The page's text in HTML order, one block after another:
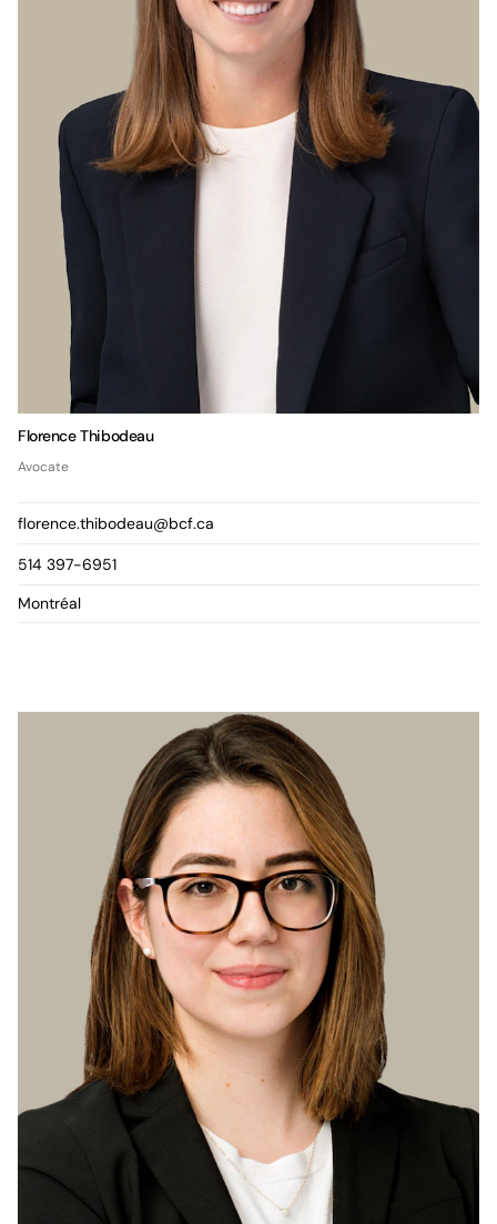
Florence Thibodeau
Avocate
florence.thibodeau@bcf.ca
514 397-6951
Montréal